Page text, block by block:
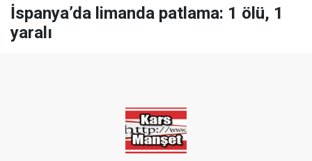
İspanya’da limanda patlama: 1 ölü, 1
yaralı